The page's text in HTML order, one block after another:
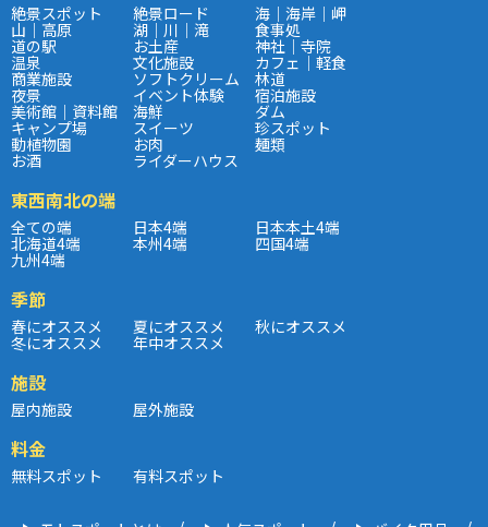
絶景スポット 絶景ロード 海｜海岸｜岬
山｜高原 湖｜川｜滝 食事処
道の駅 お土産 神社｜寺院
温泉 文化施設 カフェ｜軽食
商業施設 ソフトクリーム 林道
夜景 イベント体験 宿泊施設
美術館｜資料館 海鮮 ダム
キャンプ場 スイーツ 珍スポット
動植物園 お肉 麺類
お酒 ライダーハウス
東西南北の端
全ての端 日本4端 日本本土4端
北海道4端 本州4端 四国4端
九州4端
季節
春にオススメ 夏にオススメ 秋にオススメ
冬にオススメ 年中オススメ
施設
屋内施設 屋外施設
料金
無料スポット 有料スポット